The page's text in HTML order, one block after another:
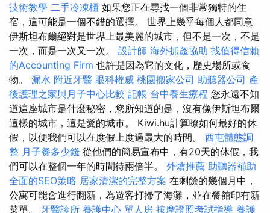
技術教學 二手冷凍櫃 如果您正在尋找一個非常獨特的住
宿，這可能是一個不錯的選擇。 世界上幾乎每個人都同意
伊斯坦布爾絕對是世界上最美麗的城市，但不是一次，不是
一次，而是一次又一次。 設計師 海外抓姦協助 找值得信賴
的Accounting Firm 也許是因為它的文化，歷史場所或食
物。 漏水 附近牙醫 眼科權威 桃園搬家公司 助聽器公司 產
後護理之家與月子中心比較 記帳 台中養生療程 您永遠不知
道這座城市是什麼秘密，您所知道的是，沒有像伊斯坦布爾
這樣的城市，這是愛的城市。 Kiwi.hu計算瞭如何最好的休
假，以便我們可以在度假上度過最大的時間。 西屯體態調
整 月子餐多少錢 從他們的簡易宣布中，有20天的休假，我
們可以在整個一年的時間待兩倍半。 外燴推薦 助聽器補助
全面的SEO策略 居家清潔的完整方案 在剩餘的幾個月中，
公寓可能會進行翻新，為遊客打掃了海灘，並在餐館印有新
菜單。 牙醫診所 養護中心 單人房 按摩證照考試指導 養護